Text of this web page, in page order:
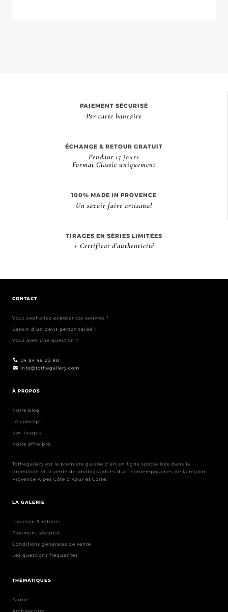
PAIEMENT SÉCURISÉ
Par carte bancaire
ÉCHANGE & RETOUR GRATUIT
Pendant 15 jours
Format Classic uniquement
100% MADE IN PROVENCE
Un savoir faire artisanal
TIRAGES EN SÉRIES LIMITÉES
+ Certificat d’authenticité
CONTACT
Vous souhaitez exposer vos oeuvres ?
Besoin d’un devis personnalisé ?
Vous avez une question ?
04 84 49 23 98
info@tothegallery.com
À PROPOS
Notre blog
Le concept
Nos tirages
Notre offre pro
Tothegallery est la première galerie d’art en ligne spécialisée dans la
promotion et la vente de photographies d’art contemporaines de la région
Provence Alpes Côte d’Azur et Corse.
LA GALERIE
Livraison & retours
Paiement sécurisé
Conditions générales de vente
Les questions fréquentes
THÉMATIQUES
Faune